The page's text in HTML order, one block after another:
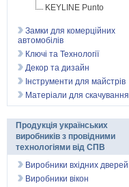
KEYLINE Punto
Замки для комерційних
автомобілів
Ключі та Технології
Декор та дизайн
Інструменти для майстрів
Матеріали для скачування
Продукція українських
виробників з провідними
технологіями від СПВ
Виробники вхідних дверей
Виробники вікон